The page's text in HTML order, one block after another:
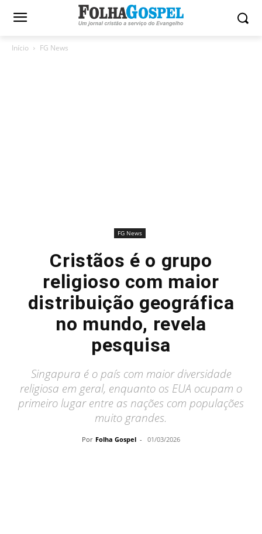
Início FG News
FG News
Cristãos é o grupo
religioso com maior
distribuição geográfica
no mundo, revela
pesquisa
Singapura é o país com maior diversidade
religiosa em geral, enquanto os EUA ocupam o
primeiro lugar entre as nações com populações
muito grandes.
Por Folha Gospel - 01/03/2026